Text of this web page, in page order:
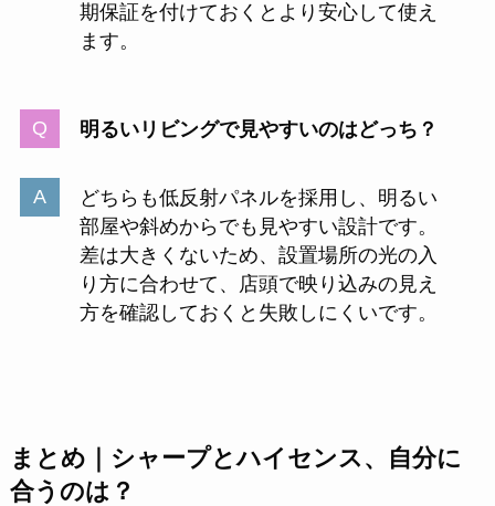
期保証を付けておくとより安心して使え
ます。
明るいリビングで見やすいのはどっち？
どちらも低反射パネルを採用し、明るい
部屋や斜めからでも見やすい設計です。
差は大きくないため、設置場所の光の入
り方に合わせて、店頭で映り込みの見え
方を確認しておくと失敗しにくいです。
まとめ｜シャープとハイセンス、自分に
合うのは？